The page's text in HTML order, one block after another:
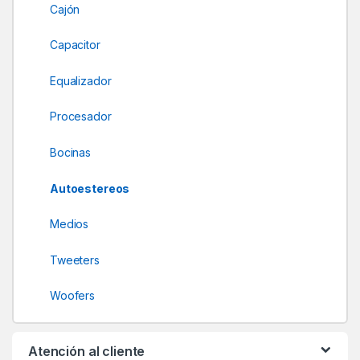
Cajón
Capacitor
Equalizador
Procesador
Bocinas
Autoestereos
Medios
Tweeters
Woofers
Atención al cliente